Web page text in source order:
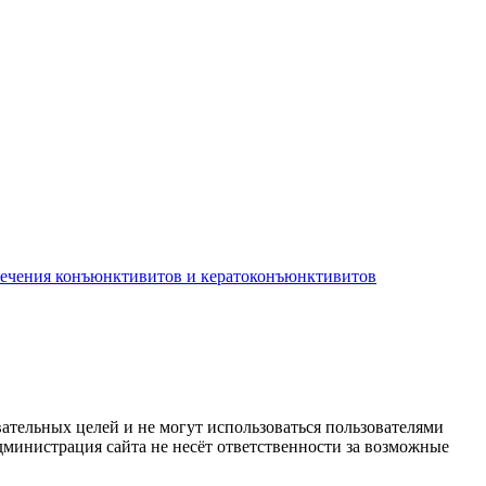
конъюнктивитов и кератоконъюнктивитов
целей и не могут использоваться пользователями
сайта не несёт ответственности за возможные